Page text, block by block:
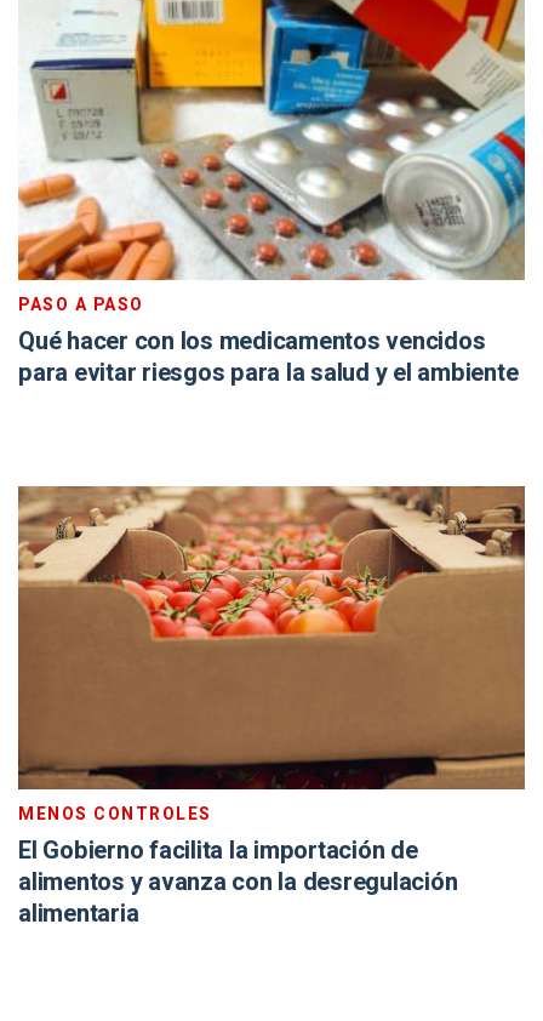
PASO A PASO
Qué hacer con los medicamentos vencidos
para evitar riesgos para la salud y el ambiente
MENOS CONTROLES
El Gobierno facilita la importación de
alimentos y avanza con la desregulación
alimentaria